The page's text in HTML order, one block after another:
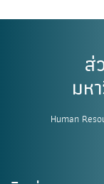
ส่
มห
Human